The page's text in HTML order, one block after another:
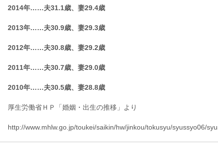
2014年……夫31.1歳、妻29.4歳
2013年……夫30.9歳、妻29.3歳
2012年……夫30.8歳、妻29.2歳
2011年……夫30.7歳、妻29.0歳
2010年……夫30.5歳、妻28.8歳
厚生労働省ＨＰ「婚姻・出生の推移」より
http://www.mhlw.go.jp/toukei/saikin/hw/jinkou/tokusyu/syussyo06/